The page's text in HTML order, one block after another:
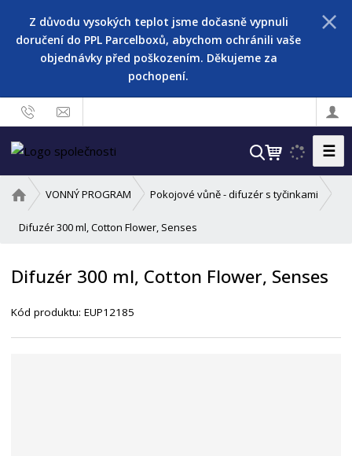
Z důvodu vysokých teplot jsme dočasně vypnuli
doručení do PPL Parcelboxů, abychom ochránili vaše
objednávky před poškozením. Děkujeme za
pochopení.
V
h
t
☰
v
o
t
VONNÝ PROGRAM Pokojové vůně - difuzér s tyčinkami
Difuzér 300 ml, Cotton Flower, Senses
Difuzér 300 ml, Cotton Flower, Senses
Kód produktu:EUP12185